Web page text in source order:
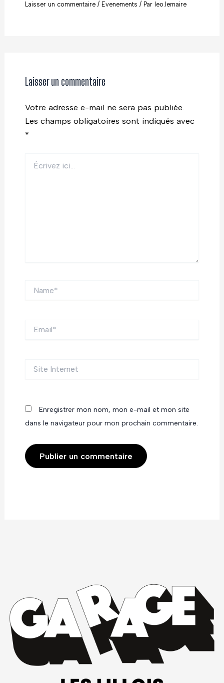
Laisser un commentaire / Evenements / Par leo.lemaire
Laisser un commentaire
Votre adresse e-mail ne sera pas publiée.
Les champs obligatoires sont indiqués avec
*
ici…
Internet
Enregistrer mon nom, mon e-mail et mon site
dans le navigateur pour mon prochain commentaire.